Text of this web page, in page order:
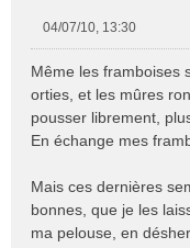
s
s
a
g
n
l
04/07/10, 13:30
Même les framboises
orties, et les mûres
pousser librement,
En échange mes
Mais ces dernières
bonnes, que je les
ma pelouse, en